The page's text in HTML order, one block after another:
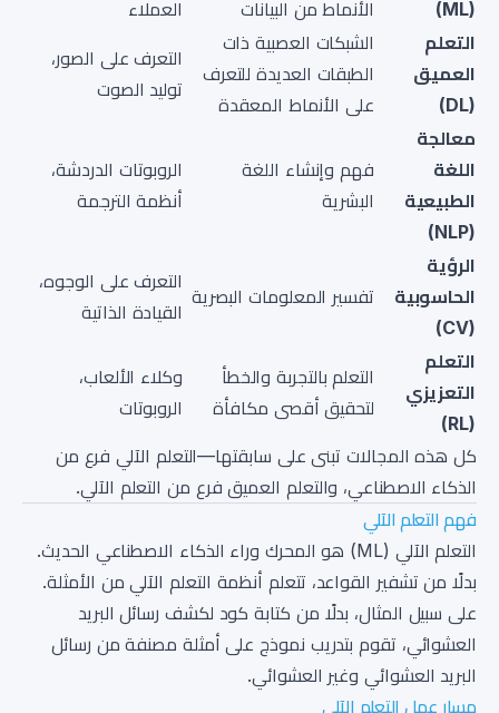
(ML) الأنماط من البيانات
العملاء
التعلم
العميق
(DL)
الشبكات العصبية ذات
الطبقات العديدة للتعرف
على الأنماط المعقدة
التعرف على الصور،
توليد الصوت
معالجة
اللغة
الطبيعية
(NLP)
فهم وإنشاء اللغة
البشرية
الروبوتات الدردشة،
أنظمة الترجمة
الرؤية
الحاسوبية
(CV)
تفسير المعلومات البصرية
التعرف على الوجوه،
القيادة الذاتية
التعلم
التعزيزي
(RL)
التعلم بالتجربة والخطأ
لتحقيق أقصى مكافأة
وكلاء الألعاب،
الروبوتات
كل هذه المجالات تبنى على سابقتها—التعلم الآلي فرع من
الذكاء الاصطناعي، والتعلم العميق فرع من التعلم الآلي.
فهم التعلم الآلي
التعلم الآلي (ML) هو المحرك وراء الذكاء الاصطناعي الحديث.
بدلًا من تشفير القواعد، تتعلم أنظمة التعلم الآلي من الأمثلة.
على سبيل المثال، بدلًا من كتابة كود لكشف رسائل البريد
العشوائي، تقوم بتدريب نموذج على أمثلة مصنفة من رسائل
البريد العشوائي وغير العشوائي.
مسار عمل التعلم الآلي